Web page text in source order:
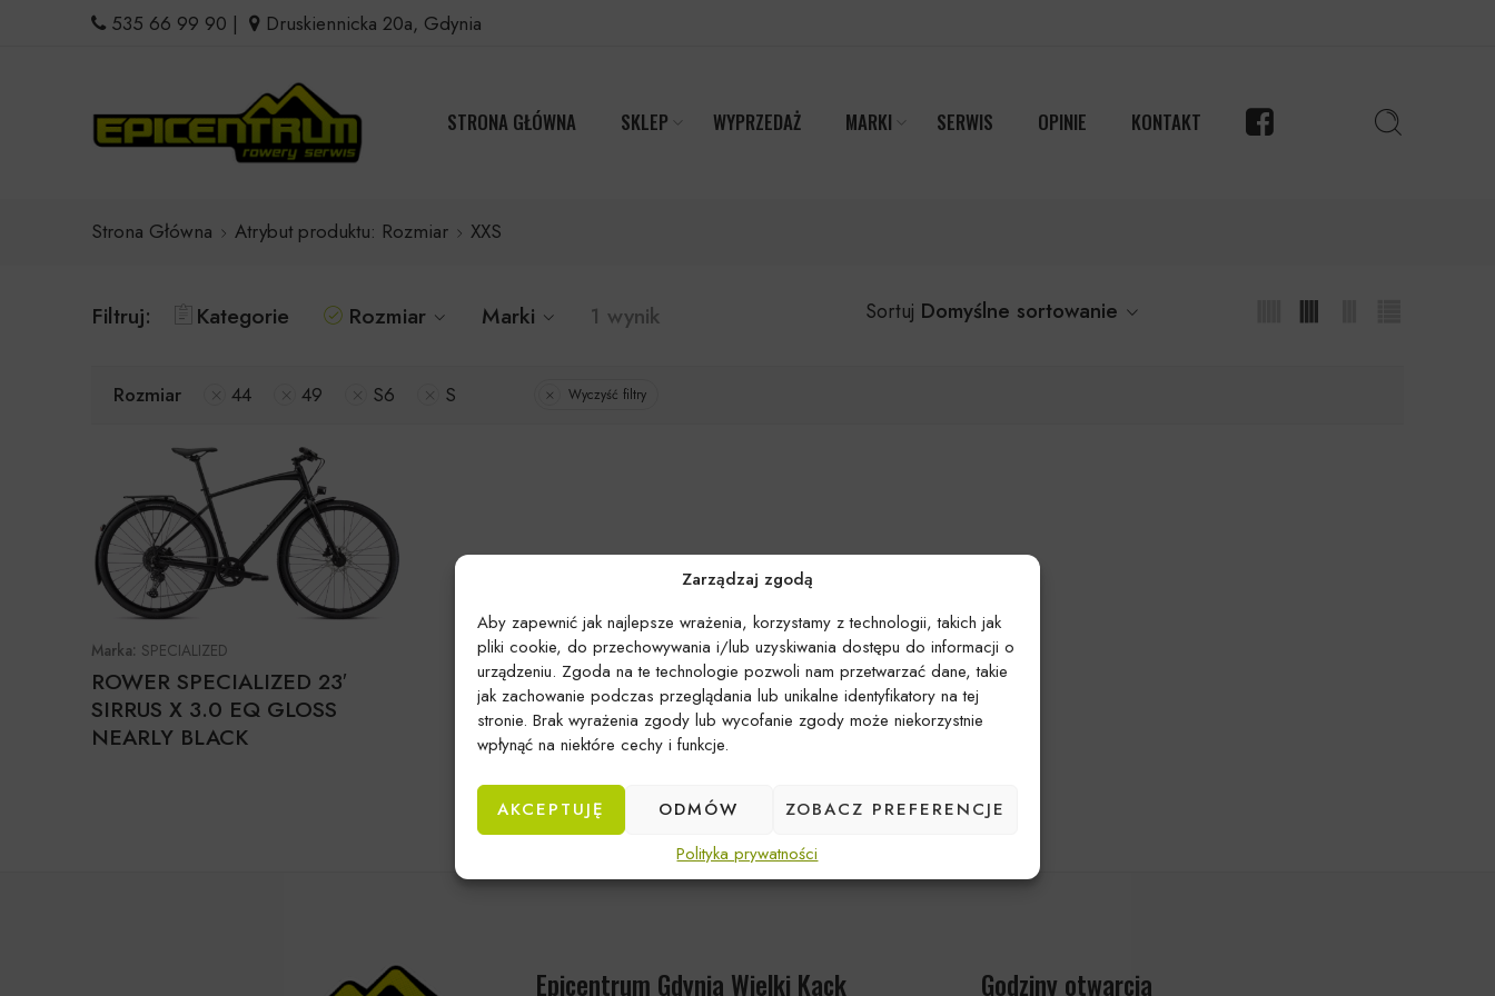
Zarządzaj zgodą
Aby zapewnić jak najlepsze wrażenia, korzystamy z technologii, takich jak
pliki cookie, do przechowywania i/lub uzyskiwania dostępu do informacji o
urządzeniu. Zgoda na te technologie pozwoli nam przetwarzać dane, takie
jak zachowanie podczas przeglądania lub unikalne identyfikatory na tej
stronie. Brak wyrażenia zgody lub wycofanie zgody może niekorzystnie
wpłynąć na niektóre cechy i funkcje.
AKCEPTUJĘ ODMÓW
ZOBACZ PREFERENCJE
Polityka prywatności
535 66 99 90 | Druskiennicka 20a, Gdynia
STRONA GŁÓWNA SKLEP WYPRZEDAŻ MARKI SERWIS OPINIE KONTAKT
Strona Główna Atrybut produktu: Rozmiar XXS
Filtruj: Kategorie Rozmiar Marki 1 wynik Sortuj Domyślne sortowanie
Rozmiar 44 49 S6 S Wyczyść filtry
Marka: SPECIALIZED
ROWER SPECIALIZED 23′
SIRRUS X 3.0 EQ GLOSS
NEARLY BLACK
Epicentrum Gdynia Wielki Kack Godziny otwarcia